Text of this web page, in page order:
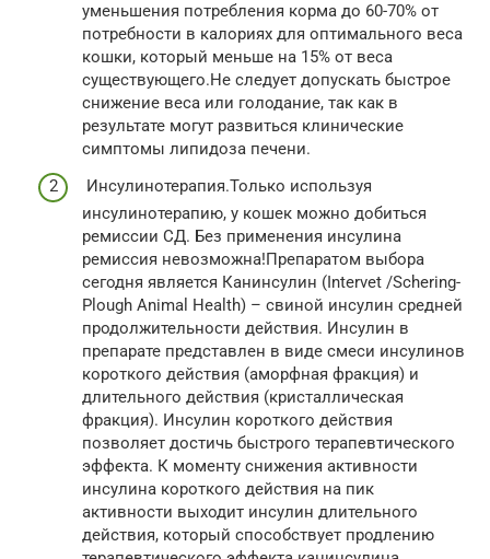
уменьшения потребления корма до 60-70% от
потребности в калориях для оптимального веса
кошки, который меньше на 15% от веса
существующего.Не следует допускать быстрое
снижение веса или голодание, так как в
результате могут развиться клинические
симптомы липидоза печени.
Инсулинотерапия.Только используя
инсулинотерапию, у кошек можно добиться
ремиссии СД. Без применения инсулина
ремиссия невозможна!Препаратом выбора
сегодня является Канинсулин (Intervet /Schering-
Plough Animal Health) – свиной инсулин средней
продолжительности действия. Инсулин в
препарате представлен в виде смеси инсулинов
короткого действия (аморфная фракция) и
длительного действия (кристаллическая
фракция). Инсулин короткого действия
позволяет достичь быстрого терапевтического
эффекта. К моменту снижения активности
инсулина короткого действия на пик
активности выходит инсулин длительного
действия, который способствует продлению